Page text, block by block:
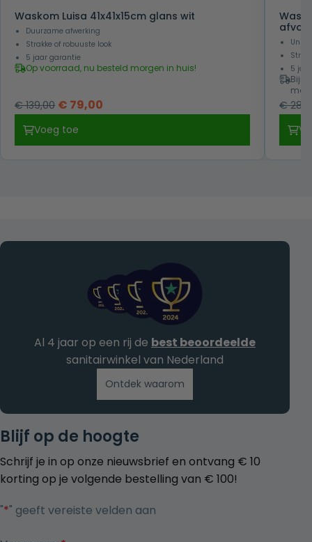
Waskom Luisa 41x41x15cm glans wit
Duurzame afwerking
Strakke of robuuste look
5 jaar garantie
Op voorraad, nu besteld morgen in huis!
€139,00 Oorspronkelijke
was:
€ 139,00.
€ 79,00
€ 79,00.
Voeg toe
5
€
Blijf op de hoogte
Schrijf je in op onze nieuwsbrief en ontvang € 10
korting op je volgende bestelling van € 100!
"*" geeft vereiste velden aan
Al 4 jaar op een rij de best beoordeelde
sanitairwinkel van Nederland
Ontdek waarom